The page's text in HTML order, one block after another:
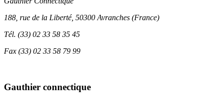
188, rue de la Liberté, 50300 Avranches (France)
Tél. (33) 02 33 58 35 45
Fax (33) 02 33 58 79 99
Gauthier connectique